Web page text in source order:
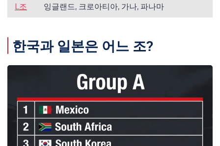
L조 잉글랜드, 크로아티아, 가나, 파나마
한국과 일본은 어느 조?